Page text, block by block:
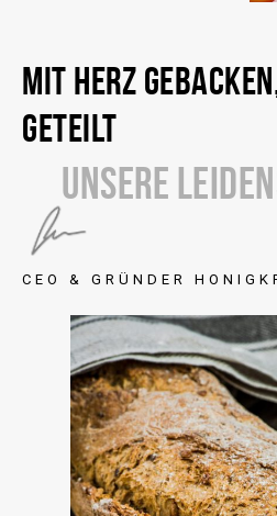
MIT HERZ
GETEILT
CEO & GRÜNDER
UNSERE